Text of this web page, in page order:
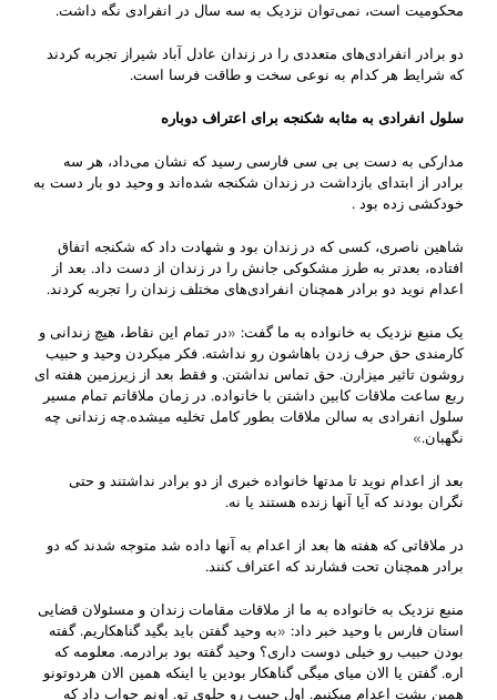
محکومیت است، نمی‌توان نزدیک به سه سال در انفرادی نگه داشت.
دو برادر انفرادی‌های متعددی را در زندان عادل آباد شیراز تجربه کردند
که شرایط هر کدام به نوعی سخت و طاقت فرسا است.
سلول انفرادی به مثابه شکنجه برای اعتراف دوباره
مدارکی به دست بی بی سی فارسی رسید که نشان می‌داد، هر سه
برادر از ابتدای بازداشت در زندان شکنجه شده‌اند و وحید دو بار دست به
خودکشی زده بود .
شاهین ناصری، کسی که در زندان بود و شهادت داد که شکنجه اتفاق
افتاده، بعدتر به طرز مشکوکی جانش را در زندان از دست داد. بعد از
اعدام نوید دو برادر همچنان انفرادی‌های مختلف زندان را تجربه کردند.
یک منبع نزدیک به خانواده به ما گفت: «در تمام این نقاط، هیچ زندانی و
کارمندی حق حرف زدن باهاشون رو نداشته. فکر میکردن وحید و حبیب
روشون تاثیر میزارن. حق تماس نداشتن. و فقط بعد از زیرزمین هفته ای
ربع ساعت ملاقات کابین داشتن با خانواده. در زمان ملاقاتم تمام مسیر
سلول انفرادی به سالن ملاقات بطور کامل تخلیه میشده.چه زندانی چه
نگهبان.»
بعد از اعدام نوید تا مدتها خانواده خبری از دو برادر نداشتند و حتی
نگران بودند که آیا آنها زنده هستند یا نه.
در ملاقاتی که هفته ها بعد از اعدام به آنها داده شد متوجه شدند که دو
برادر همچنان تحت فشارند که اعتراف کنند.
منبع نزدیک به خانواده به ما از ملاقات مقامات زندان و مسئولان قضایی
استان فارس با وحید خبر داد: «به وحید گفتن باید بگید گناهکاریم. گفته
بودن حبیب رو خیلی دوست داری؟ وحید گفته بود برادرمه. معلومه که
اره. گفتن یا الان میای میگی گناهکار بودین یا اینکه همین الان هردوتونو
همین پشت اعدام میکنیم. اول حبیب رو جلوی تو. اونم جواب داد که